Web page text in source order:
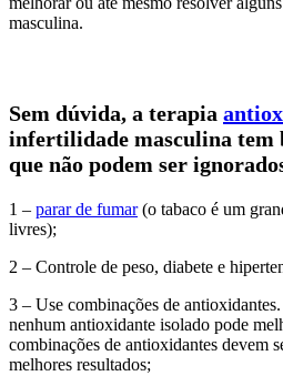
masculina.
Sem dúvida, a terapia
infertilidade masculina tem
que não podem ser
1 – parar de fumar(o tabaco é um
livres);
2 – Controle de peso, diabete e
3 – Use combinações de
nenhum antioxidante isolado pode
combinações de antioxidantes devem
melhores resultados;